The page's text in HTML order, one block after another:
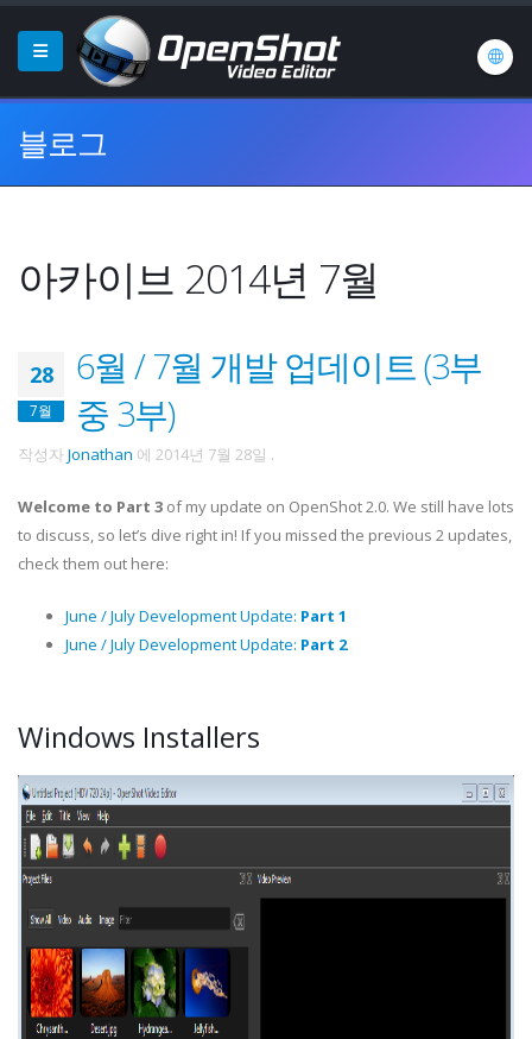
블로그
아카이브 2014년 7월
28
7월
6월 / 7월 개발 업데이트 (3부
중 3부)
작성자Jonathan 에 2014년 7월 28일 .
Welcome to Part 3 of my update on OpenShot 2.0. We still have lots
to discuss, so let’s dive right in! If you missed the previous 2 updates,
check them out here:
June / July Development Update: Part 1
June / July Development Update: Part 2
Windows Installers